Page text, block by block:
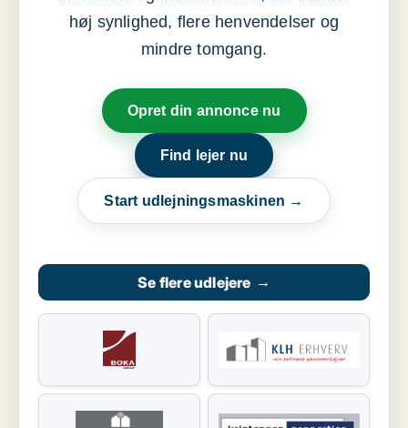
høj synlighed, flere henvendelser og
mindre tomgang.
Opret din annonce nu
Find lejer nu
Start udlejningsmaskinen →
Se flere udlejere →